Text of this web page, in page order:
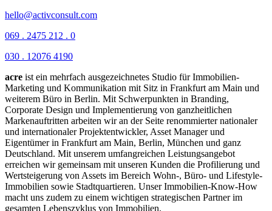
hello@activconsult.com
069 . 2475 212 . 0
030 . 12076 4190
acre ist ein mehrfach ausgezeichnetes Studio für Immobilien-
Marketing und Kommunikation mit Sitz in Frankfurt am Main und
weiterem Büro in Berlin. Mit Schwerpunkten in Branding,
Corporate Design und Implementierung von ganzheitlichen
Markenauftritten arbeiten wir an der Seite renommierter nationaler
und internationaler Projektentwickler, Asset Manager und
Eigentümer in Frankfurt am Main, Berlin, München und ganz
Deutschland. Mit unserem umfangreichen Leistungsangebot
erreichen wir gemeinsam mit unseren Kunden die Profilierung und
Wertsteigerung von Assets im Bereich Wohn-, Büro- und Lifestyle-
Immobilien sowie Stadtquartieren. Unser Immobilien-Know-How
macht uns zudem zu einem wichtigen strategischen Partner im
gesamten Lebenszyklus von Immobilien.